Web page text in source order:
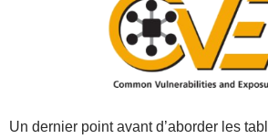
Un dernier point avant d’aborder les